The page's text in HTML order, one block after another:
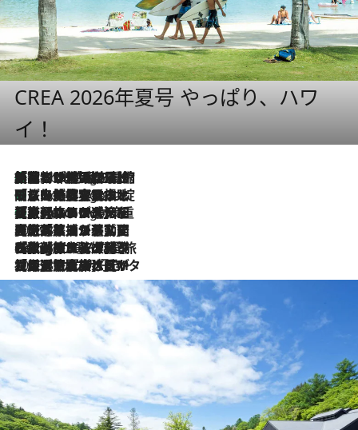
CREA 2026年夏号 やっぱり、ハワ
イ！
7 Hours Ago
「荷物が増えるほど旅ストレスは増す」美容ジャーナリストがたどり着いた最終結論。“化粧品を劇的に減らす”感動の凝縮美容とは
7 Hours Ago
「旅先には金髪ウィッグを持参」日本と同じメイクでは損してる!? 美容ジャーナリストが提案する“掟破りの旅美容”とは
7 Hours Ago
【厳選旅コスメ】「身軽さ＆UV対策重視！」ヘアアーティストshucoが選んだ夏旅ベストコスメを発表【Mサイズジップ】
2026.8.5
【厳選旅コスメ】国内をあちこち移動する河井菜摘が選んだ夏旅ベストコスメ発表！「リラックスアイテムはマスト」【Mサイズジップ】
2026.8.4
【厳選旅コスメ】「紫外線＆乾燥対策しながらメイク感も！」ヘア＆メイクGeorgeが選んだ夏旅ベストコスメを発表！【Mサイズジップ】
2026.8.3
【厳選旅コスメ】「保湿もタイパ重視！」“サウナ好き”タレント清水みさとが愛用する夏旅ベストコスメを発表！【Mサイズジップ】